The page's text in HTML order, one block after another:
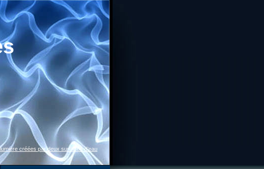
créées par deux surfaces d’eau